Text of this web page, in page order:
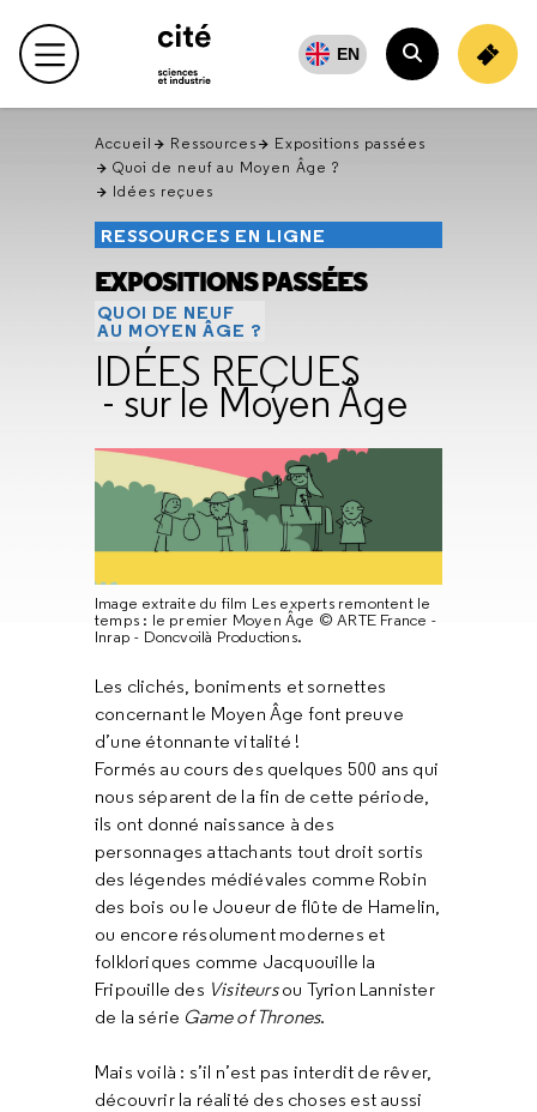
en
haut Menu principal EN
Rechercher
Accueil Ressources
Expositions passées
Quoi de neuf au Moyen Âge ?
Idées reçues
RESSOURCES EN LIGNE
EXPOSITIONS PASSÉES
QUOI DE NEUF
AU MOYEN ÂGE ?
IDÉES REÇUES
- sur le Moyen Âge
Image extraite du film Les experts remontent le
temps : le premier Moyen Âge © ARTE France -
Inrap - Doncvoilà Productions.
Les clichés, boniments et sornettes
concernant le Moyen Âge font preuve
d’une étonnante vitalité !
Formés au cours des quelques 500 ans qui
nous séparent de la fin de cette période,
ils ont donné naissance à des
personnages attachants tout droit sortis
des légendes médiévales comme Robin
des bois ou le Joueur de flûte de Hamelin,
ou encore résolument modernes et
folkloriques comme Jacquouille la
Fripouille des Visiteursou Tyrion Lannister
de la série Game of Thrones.
Mais voilà : s’il n’est pas interdit de rêver,
découvrir la réalité des choses est aussi